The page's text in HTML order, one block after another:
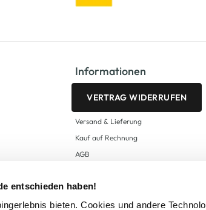
entschieden haben!
bieten. Cookies und andere
Informationen
VERTRAG WIDERRUFEN
Versand & Lieferung
Kauf auf Rechnung
AGB
Zahlungsarten
Datenschutz